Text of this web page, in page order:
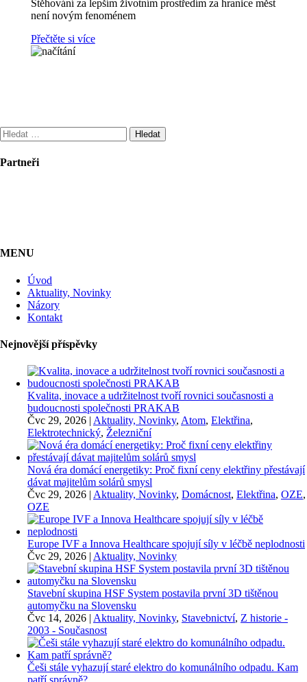
Stěhování za lepším životním prostředím za hranice měst
není novým fenoménem
Přečtěte si více
Vyhledávání
Partneři
MENU
Úvod
Aktuality, Novinky
Názory
Kontakt
Nejnovější příspěvky
Kvalita, inovace a udržitelnost tvoří rovnici současnosti a
budoucnosti společnosti PRAKAB
Čvc 29, 2026 | Aktuality, Novinky, Atom, Elektřina,
Elektrotechnický, Železniční
Nová éra domácí energetiky: Proč fixní ceny elektřiny přestávají
dávat majitelům solárů smysl
Čvc 29, 2026 | Aktuality, Novinky, Domácnost, Elektřina, OZE,
OZE
Europe IVF a Innova Healthcare spojují síly v léčbě neplodnosti
Čvc 29, 2026 | Aktuality, Novinky
Stavební skupina HSF System postavila první 3D tištěnou
automyčku na Slovensku
Čvc 14, 2026 | Aktuality, Novinky, Stavebnictví, Z historie -
2003 - Současnost
Češi stále vyhazují staré elektro do komunálního odpadu. Kam
patří správně?